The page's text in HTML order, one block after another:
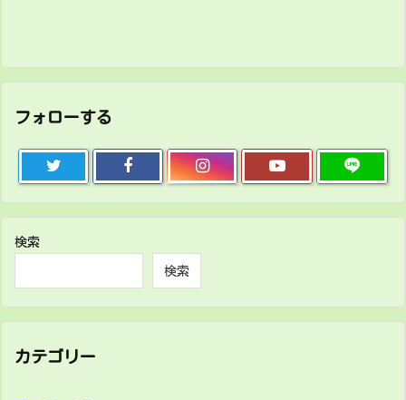
フォローする
検索
検索
カテゴリー